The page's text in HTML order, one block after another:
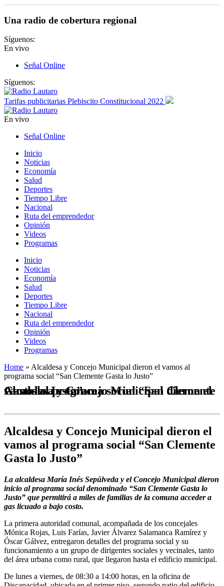
Una radio de cobertura regional
Síguenos:
En vivo
Señal Online
Síguenos:
Tarifas publicitarias Plebiscito Constitucional 2022
En vivo
Señal Online
Inicio
Noticias
Economía
Salud
Deportes
Tiempo Libre
Nacional
Ruta del emprendedor
Opinión
Videos
Programas
Inicio
Noticias
Economía
Salud
Deportes
Tiempo Libre
Nacional
Ruta del emprendedor
Opinión
Videos
Programas
Home » Alcaldesa y Concejo Municipal dieron el vamos al
programa social “San Clemente Gasta lo Justo”
Alcaldesa y Concejo Municipal dieron el vamos al programa social “San Clemente Gasta lo Justo”
Alcaldesa y Concejo Municipal dieron el
vamos al programa social “San Clemente
Gasta lo Justo”
La alcaldesa María Inés Sepúlveda y el Concejo Municipal dieron
inicio al programa social denominado “San Clemente Gasta lo
Justo” que permitirá a miles de familias de la comuna acceder a
gas licuado a bajo costo.
La primera autoridad comunal, acompañada de los concejales
Mónica Rojas, Luis Farías, Javier Álvarez Salamanca Ramírez y
Óscar Gálvez, entregaron detalles del programa social y su
funcionamiento a un grupo de dirigentes sociales y vecinales, tanto
del área urbana como rural, que llegaron hasta el edificio municipal.
De lunes a viernes, de 08:30 a 14:00 horas, en la oficina de